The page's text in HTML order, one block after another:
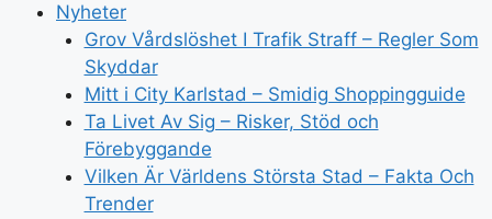
Nyheter
Grov Vårdslöshet I Trafik Straff – Regler Som
Skyddar
Mitt i City Karlstad – Smidig Shoppingguide
Ta Livet Av Sig – Risker, Stöd och
Förebyggande
Vilken Är Världens Största Stad – Fakta Och
Trender